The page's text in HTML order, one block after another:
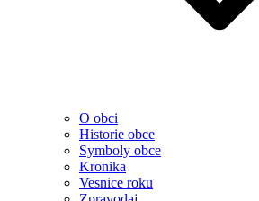
O obci
Historie obce
Symboly obce
Kronika
Vesnice roku